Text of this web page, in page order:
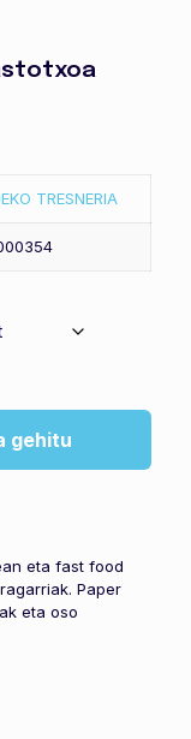
TRESNERIA
gehitu
eta fast food
Paper
eta oso